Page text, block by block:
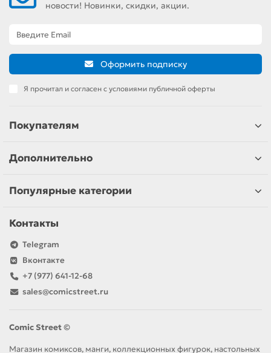
новости! Новинки, скидки, акции.
Оформить подписку
Я прочитал и согласен с условиями публичной оферты
Покупателям
Дополнительно
Популярные категории
Контакты
Telegram
Вконтакте
+7 (977) 641-12-68
sales@comicstreet.ru
Comic Street ©
Магазин комиксов, манги, коллекционных фигурок, настольных